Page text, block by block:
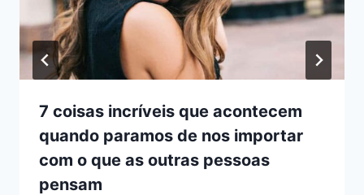
7 coisas incríveis que acontecem
quando paramos de nos importar
com o que as outras pessoas
pensam